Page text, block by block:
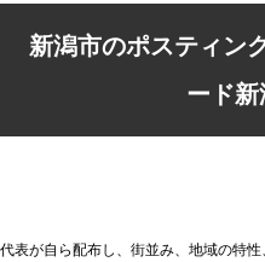
新潟市のポスティン
ード新
代表が自ら配布し、街並み、地域の特